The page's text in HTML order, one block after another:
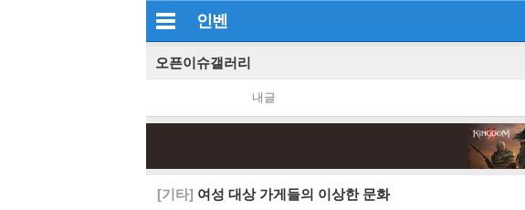
인벤
오픈이슈갤러리
내글
[기타] 여성 대상 가게들의 이상한 문화